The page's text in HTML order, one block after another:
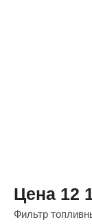
Цена 12
Фильтр